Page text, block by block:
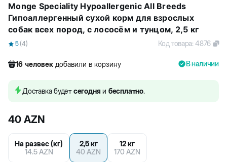
Monge Speciality Hypoallergenic All Breeds
Гипоаллергенный сухой корм для взрослых
собак всех пород, с лососём и тунцом, 2,5 кг
5 (4) Код товара:4876
16 человек добавили в корзину
124 человек купили товар
В наличии
Доставка будетсегодня и бесплатно.
40 AZN
На развес (кг)
14.5 AZN
2,5 кг
40 AZN
12 кг
170 AZN